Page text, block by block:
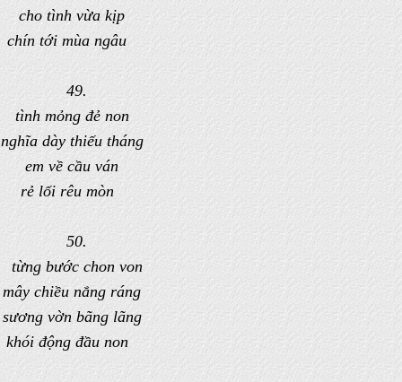
cho tình vừa kịp
chín tới mùa ngâu
49.
tình mỏng đẻ non
nghĩa dày thiếu tháng
em về cầu ván
rẻ lối rêu mòn
50.
từng bước chon von
mây chiều nắng ráng
sương vờn bãng lãng
khói động đầu non